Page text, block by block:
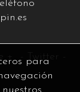
+
para